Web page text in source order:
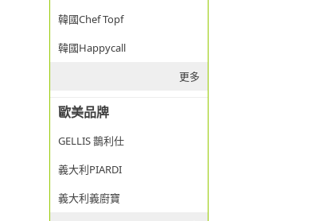
韓國Chef Topf
韓國Happycall
更多
歐美品牌
GELLIS 鵲利仕
義大利PIARDI
義大利義廚寶